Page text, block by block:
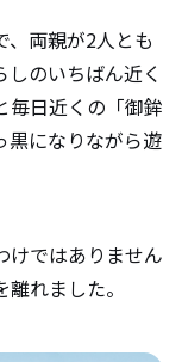
、両親が2人とも
のいちばん近く
毎日近くの「御鉾
黒になりながら遊
けではありません
れました。